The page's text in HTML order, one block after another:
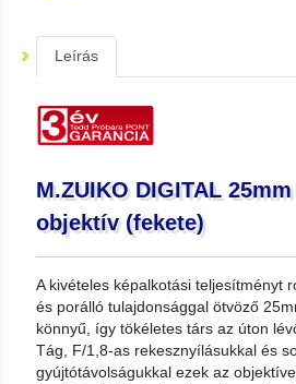
Leírás
M.ZUIKO DIGITAL
objektív (fekete)
A kivételes képalkotási teljesítményt
és porálló tulajdonsággal ötvöző
könnyű, így tökéletes társ az úton
Tág, F/1,8-as rekesznyílásukkal és
gyújtótávolságukkal ezek az